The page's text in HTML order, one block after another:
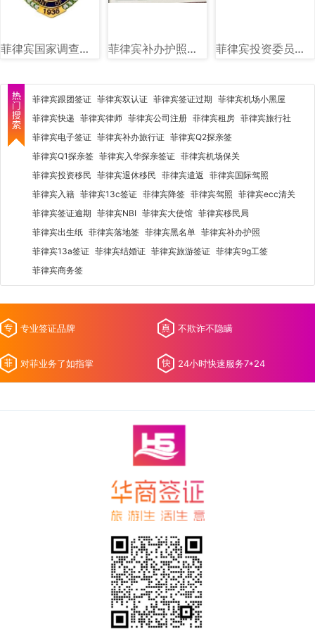
菲律宾国家调查局（NBI）图文讲解 菲律宾补办护照旅行证回国证明图片样式 菲律宾投资委员会（BOI）图文讲解
菲律宾跟团签证 菲律宾双认证 菲律宾签证过期 菲律宾机场小黑屋
菲律宾快递 菲律宾律师 菲律宾公司注册 菲律宾租房 菲律宾旅行社
菲律宾电子签证 菲律宾补办旅行证 菲律宾Q2探亲签
菲律宾Q1探亲签 菲律宾入华探亲签证 菲律宾机场保关
菲律宾投资移民 菲律宾退休移民 菲律宾遣返 菲律宾国际驾照
菲律宾入籍 菲律宾13c签证 菲律宾降签 菲律宾驾照 菲律宾ecc清关
菲律宾签证逾期 菲律宾NBI 菲律宾大使馆 菲律宾移民局
菲律宾出生纸 菲律宾落地签 菲律宾黑名单 菲律宾补办护照
菲律宾13a签证 菲律宾结婚证 菲律宾旅游签证 菲律宾9g工签
菲律宾商务签
专业签证品牌 不欺诈不隐瞒
对菲业务了如指掌 24小时快速服务7*24